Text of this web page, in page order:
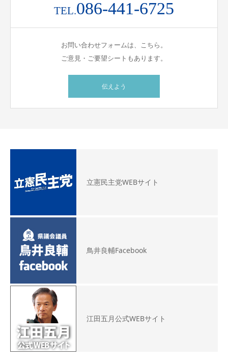
TEL.086-441-6725
お問い合わせフォームは、こちら。
ご意見・ご要望シートもあります。
伝えよう
立憲民主党WEBサイト
鳥井良輔Facebook
江田五月公式WEBサイト